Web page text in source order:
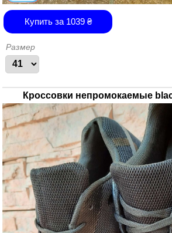
Купить за 1039₴
Размер
Кроссовки непромокаемые